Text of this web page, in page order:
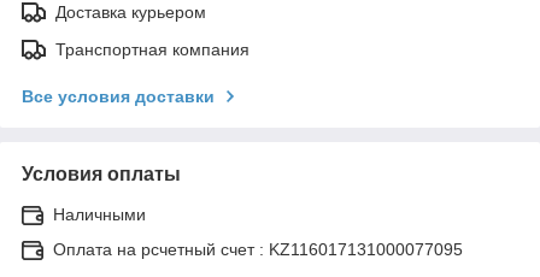
Доставка курьером
Транспортная компания
Все условия доставки
Условия оплаты
Наличными
Оплата на рсчетный счет : KZ116017131000077095